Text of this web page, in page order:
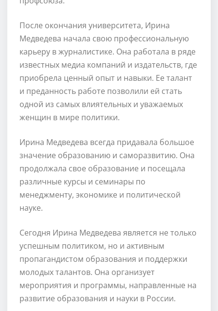
После окончания университета, Ирина
Медведева начала свою профессиональную
карьеру в журналистике. Она работала в ряде
известных медиа компаний и издательств, где
приобрела ценный опыт и навыки. Ее талант
и преданность работе позволили ей стать
одной из самых влиятельных и уважаемых
женщин в мире политики.
Ирина Медведева всегда придавала большое
значение образованию и саморазвитию. Она
продолжала свое образование и посещала
различные курсы и семинары по
менеджменту, экономике и политической
науке.
Сегодня Ирина Медведева является не только
успешным политиком, но и активным
пропагандистом образования и поддержки
молодых талантов. Она организует
мероприятия и программы, направленные на
развитие образования и науки в России.